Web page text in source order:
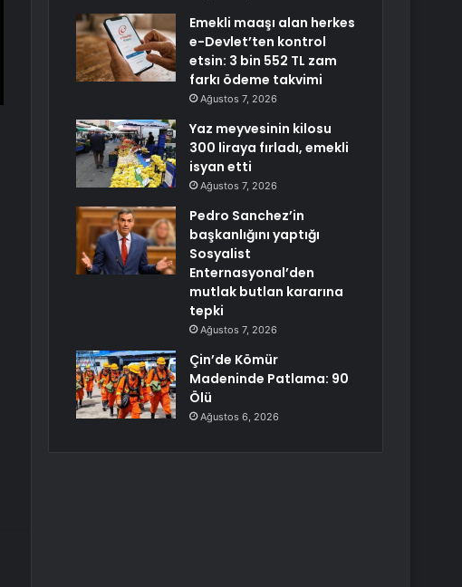
Emekli maaşı alan herkes
e-Devlet’ten kontrol
etsin: 3 bin 552 TL zam
farkı ödeme takvimi
Ağustos 7, 2026
Yaz meyvesinin kilosu
300 liraya fırladı, emekli
isyan etti
Ağustos 7, 2026
Pedro Sanchez’in
başkanlığını yaptığı
Sosyalist
Enternasyonal’den
mutlak butlan kararına
tepki
Ağustos 7, 2026
Çin’de Kömür
Madeninde Patlama: 90
Ölü
Ağustos 6, 2026